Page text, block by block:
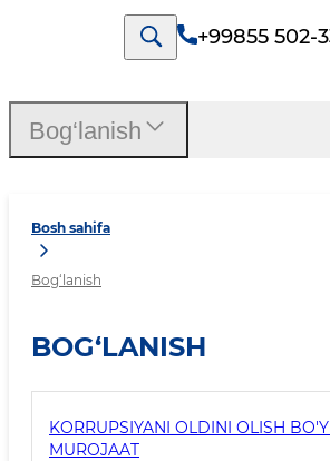
+99855 502-
Bosh sahifa
Bog‘lanish
BOG‘LANISH
KORRUPSIYANI OLDINI OLISH
MUROJAAT
Bog‘lanish